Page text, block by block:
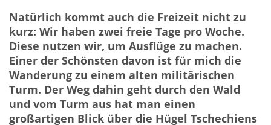
Natürlich kommt auch die Freizeit nicht zu
kurz: Wir haben zwei freie Tage pro Woche.
Diese nutzen wir, um Ausflüge zu machen.
Einer der Schönsten davon ist für mich die
Wanderung zu einem alten militärischen
Turm. Der Weg dahin geht durch den Wald
und vom Turm aus hat man einen
großartigen Blick über die Hügel Tschechiens